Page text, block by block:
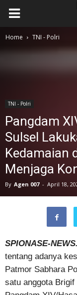
Home TNI - Polri
TNI - Polri
Pangdam
Sulsel
Kedamaian
Menjaga
By Agen 007 - April 18,
SPIONASE-
tentang adanya
Patmor Sabhara
satu anggota